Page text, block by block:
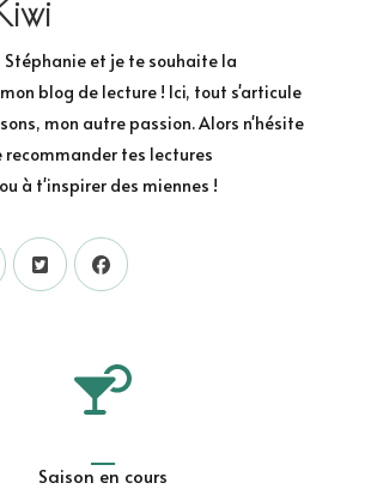
Stéphanie et je te souhaite la
blog de lecture ! Ici, tout s'articule
mon autre passion. Alors n'hésite
recommander tes lectures
à t'inspirer des miennes !
Saison en cours